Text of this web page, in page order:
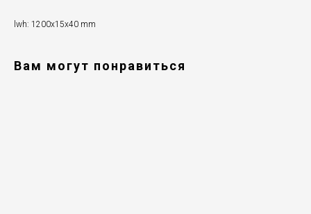
lwh: 1200x15x40 mm
Вам могут понравиться